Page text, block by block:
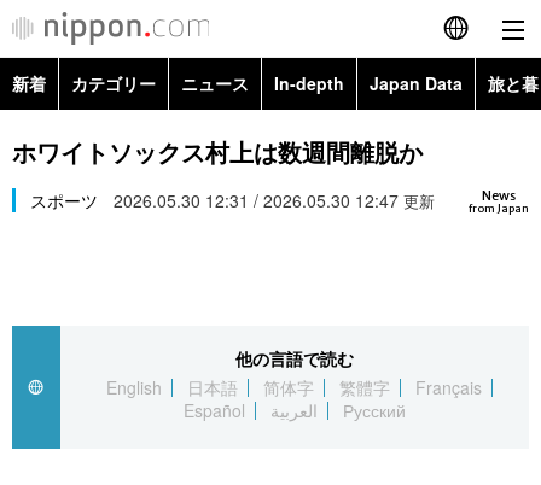
English
简体字
繁體字
العربية
新着 カテゴリー ニュース In-depth Japan Data 旅と
政治・外交
経済・ビジネス
社会
文化
科学・技術
Images
お知らせ
ホワイトソックス村上は数週間離脱か
News
from Japan
スポーツ 2026.05.30 12:31 / 2026.05.30 12:47 更新
他の言語で読む
English
日本語 简体字 繁體字
Français
Español
العربية Русский